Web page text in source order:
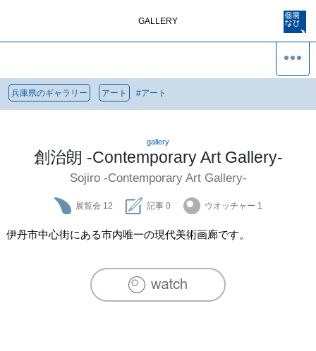
GALLERY
兵庫県のギャラリー アート #アート
gallery
創治朗 -Contemporary Art Gallery-
Sojiro -Contemporary Art Gallery-
展覧会 12 記事 0 ウオッチャー 1
伊丹市中心街にある市内唯一の現代美術画廊です。